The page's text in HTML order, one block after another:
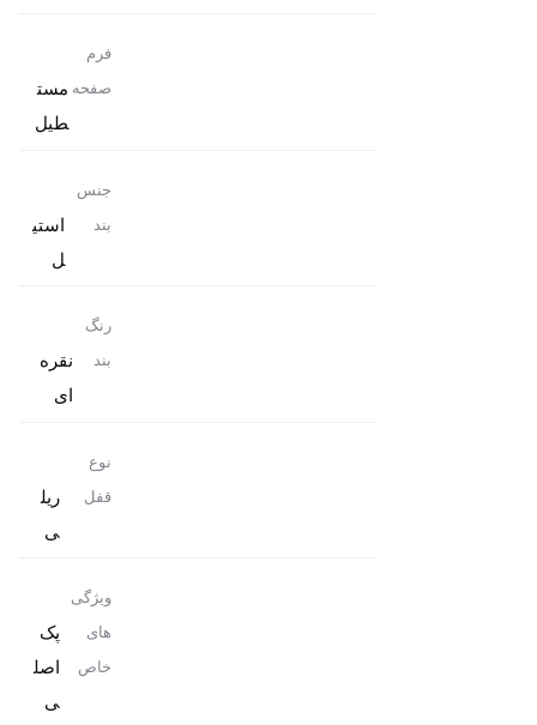
فرم
صفحه مست
طیل
جنس
بند
استی
ل
رنگ
بند
نقره
ای
نوع
قفل
ریل
ی
ویژگی
های
خاص
پک
اصل